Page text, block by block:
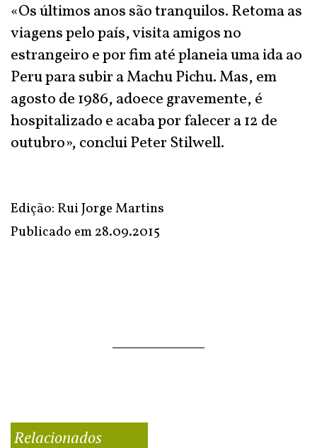
«Os últimos anos são tranquilos. Retoma as
viagens pelo país, visita amigos no
estrangeiro e por fim até planeia uma ida ao
Peru para subir a Machu Pichu. Mas, em
agosto de 1986, adoece gravemente, é
hospitalizado e acaba por falecer a 12 de
outubro», conclui Peter Stilwell.
Edição: Rui Jorge Martins
Publicado em28.09.2015
Relacionados